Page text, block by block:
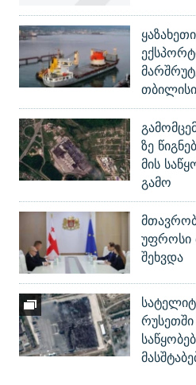
ზე
მის
გამო
უფროსი
შეხვდა